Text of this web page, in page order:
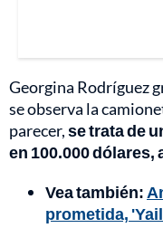
Georgina Rodríguez
se observa la
parecer,se trata de
en 100.000
Vea también:
prometida,